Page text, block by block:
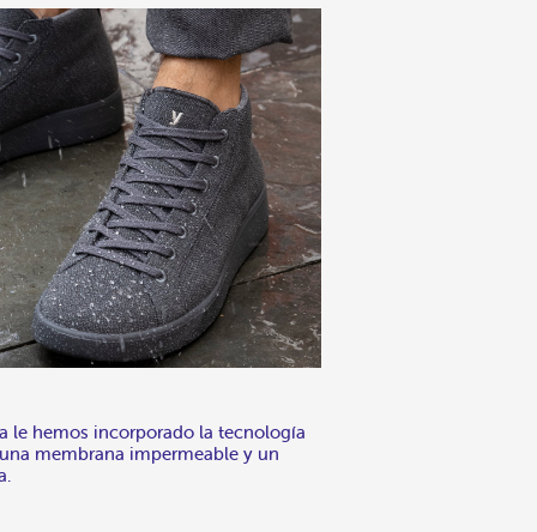
le hemos incorporado la tecnología
membrana impermeable y un